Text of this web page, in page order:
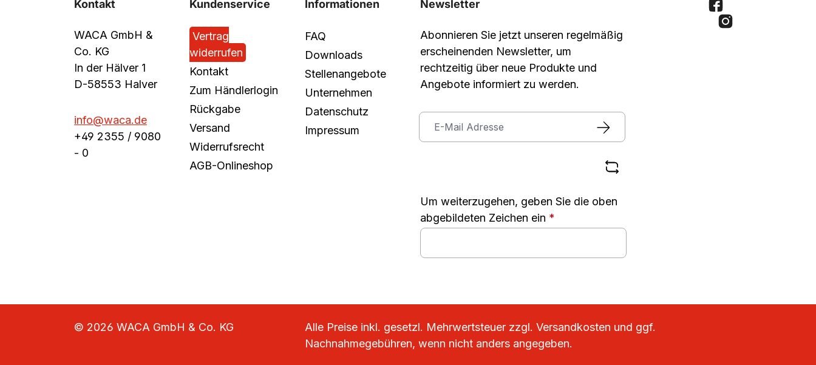
Kontakt
WACA GmbH &
Co. KG
In der Hälver 1
D-58553 Halver
info@waca.de
+49 2355 / 9080
- 0
Kundenservice
Vertrag
widerrufen
Kontakt
Zum Händlerlogin
Rückgabe
Versand
Widerrufsrecht
AGB-Onlineshop
Informationen
FAQ
Downloads
Stellenangebote
Unternehmen
Datenschutz
Impressum
Newsletter
Abonnieren Sie jetzt unseren regelmäßig
erscheinenden Newsletter, um
rechtzeitig über neue Produkte und
Angebote informiert zu werden.
Um weiterzugehen, geben Sie die oben
abgebildeten Zeichen ein *
© 2026 WACA GmbH & Co. KG Alle Preise inkl. gesetzl. Mehrwertsteuer zzgl. Versandkosten und ggf.
Nachnahmegebühren, wenn nicht anders angegeben.